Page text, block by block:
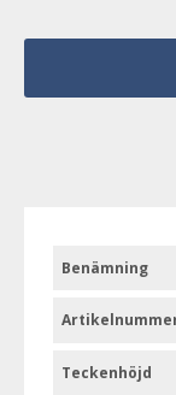
Benämning
Teckenhöjd